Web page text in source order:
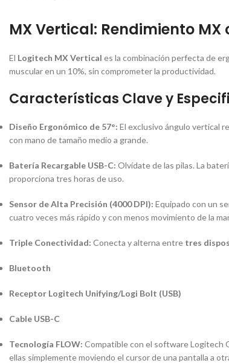
MX Vertical: Rendimiento
El Logitech MX Vertical es la combinación perfecta de
muscular en un 10%, sin comprometer la productividad.
Características Clave y
Diseño Ergonómico de 57°: El exclusivo ángulo vertical
con mano de tamaño medio a grande.
Batería Recargable USB-C: Olvídate de las pilas. La
proporciona tres horas de uso.
Sensor de Alta Precisión (4000 DPI): Equipado con un
cuatro veces más rápido y con menos movimiento de la
Triple Conectividad: Conecta y alterna entre tres
Bluetooth
Receptor Logitech Unifying/Logi Bolt (USB)
Cable USB-C
Tecnología FLOW: Compatible con el softwareLogitech
ellas simplemente moviendo el cursor de una pantalla a